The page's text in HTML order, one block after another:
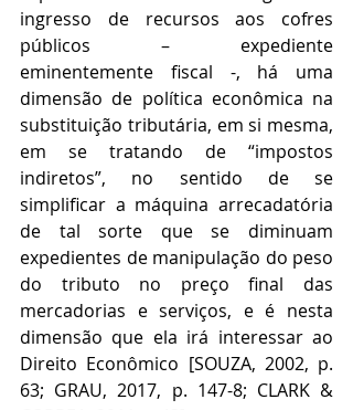
ingresso de recursos aos cofres
públicos – expediente
eminentemente fiscal -, há uma
dimensão de política econômica na
substituição tributária, em si mesma,
em se tratando de “impostos
indiretos”, no sentido de se
simplificar a máquina arrecadatória
de tal sorte que se diminuam
expedientes de manipulação do peso
do tributo no preço final das
mercadorias e serviços, e é nesta
dimensão que ela irá interessar ao
Direito Econômico [SOUZA, 2002, p.
63; GRAU, 2017, p. 147-8; CLARK &